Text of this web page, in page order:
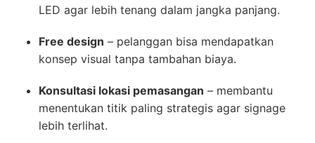
LED agar lebih tenang dalam jangka panjang.
Free design – pelanggan bisa mendapatkan
konsep visual tanpa tambahan biaya.
Konsultasi lokasi pemasangan – membantu
menentukan titik paling strategis agar signage
lebih terlihat.